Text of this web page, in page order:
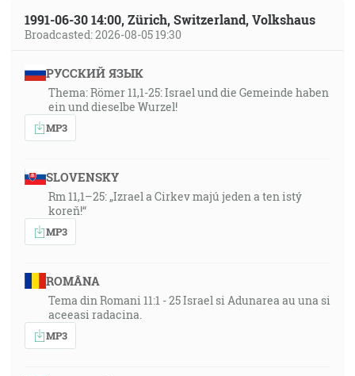
1991-06-30 14:00, Zürich, Switzerland, Volkshaus
Broadcasted: 2026-08-05 19:30
РУССКИЙ ЯЗЫК
Thema: Römer 11,1-25: Israel und die Gemeinde haben
ein und dieselbe Wurzel!
MP3
SLOVENSKY
Rm 11,1–25: „Izrael a Cirkev majú jeden a ten istý
koreň!“
MP3
ROMÂNA
Tema din Romani 11:1 - 25 Israel si Adunarea au una si
aceeasi radacina.
MP3